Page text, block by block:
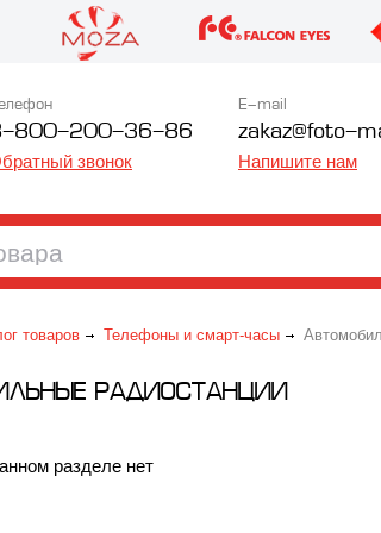
800-200-36-86
звонок
E-mail
zakaz@foto-
Напишите нам
товаров Телефоны и смарт-часы
РАДИОСТАНЦИИ
разделе нет